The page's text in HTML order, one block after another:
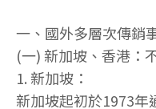
一、國外多層次傳銷
(一) 新加坡、香港：
1. 新加坡：
新加坡起初於1973年